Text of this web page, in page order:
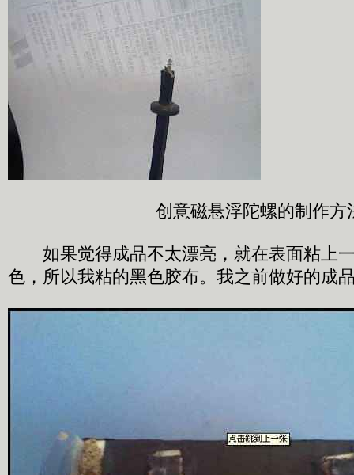
创意磁悬浮陀螺的制作方
如果觉得成品不太漂亮，就在表面粘上
色，所以我粘的黑色胶布。我之前做好的成